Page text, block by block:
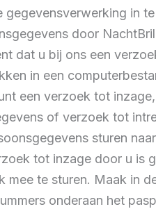
gegevensverwerking in
door
dat u bij ons een
in een
een verzoek tot
of verzoek tot
sturen naar
tot inzage door u is
mee te sturen. Maak in
onderaan het